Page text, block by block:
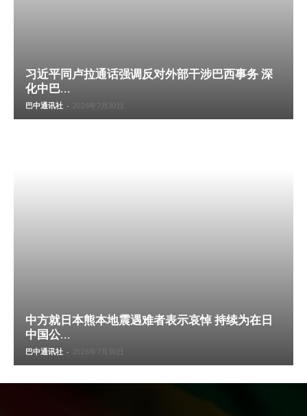
习近平同卢拉通话强调反对外部干涉巴西事务 深
化中巴...
巴中通讯社 - 2026年7月30日
中方就日本熊本地震遇难者表示哀悼 持续为在日
中国公...
巴中通讯社 - 2026年7月30日